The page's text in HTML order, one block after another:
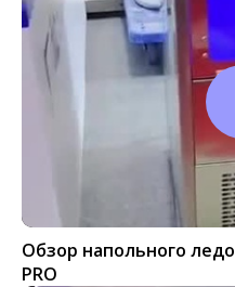
Обзор напольного
PRO